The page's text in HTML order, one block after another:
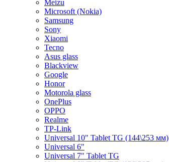
Meizu
Microsoft (Nokia)
Samsung
Sony
Xiaomi
Tecno
Asus glass
Blackview
Google
Honor
Motorola glass
OnePlus
OPPO
Realme
TP-Link
Universal 10" Tablet TG (144\253 мм)
Universal 6"
Universal 7" Tablet TG